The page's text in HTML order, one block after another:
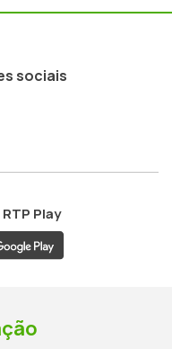
sociais
RTP Play